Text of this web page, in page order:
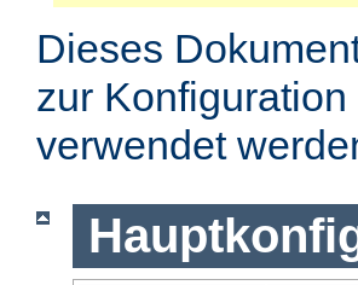
Dieses
zur
verwendet